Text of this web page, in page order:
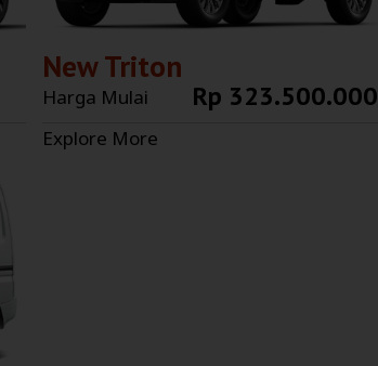
New Triton
Harga Mulai Rp 323.500.000
Explore More